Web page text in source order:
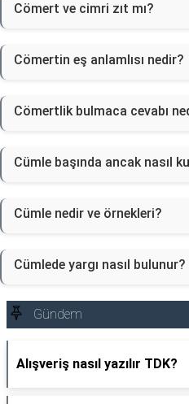
Cömert ve cimri zıt mı?
Cömertin eş anlamlısı nedir?
Cömertlik bulmaca cevabı
Cümle başında ancak nasıl
Cümle nedir ve örnekleri?
Cümlede yargı nasıl bulunur?
Gündem
Alışveriş nasıl yazılır TDK?